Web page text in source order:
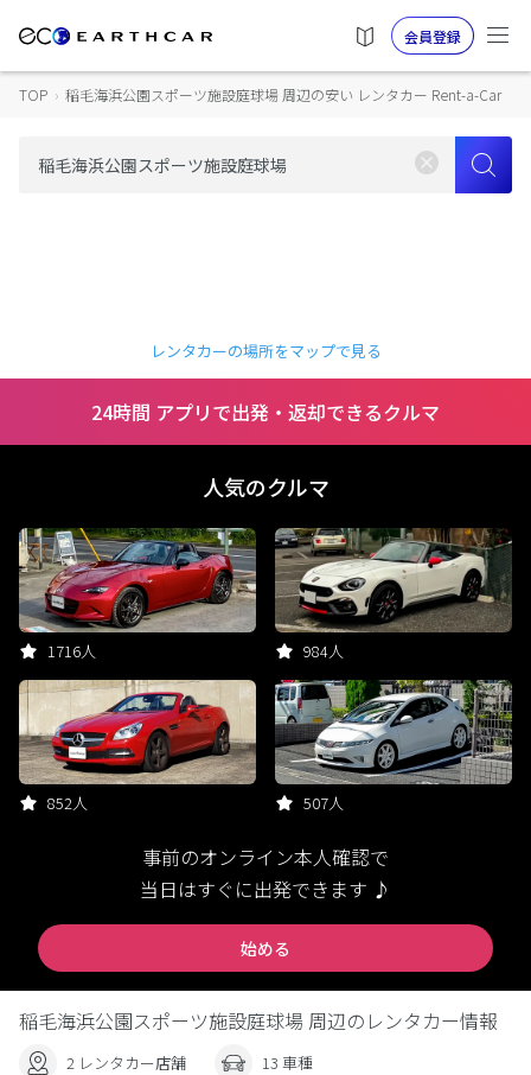
会員登録
TOP › 稲毛海浜公園スポーツ施設庭球場 周辺の安い レンタカー Rent-a-Car
レンタカーの場所をマップで見る
24時間 アプリで出発・返却できるクルマ
人気のクルマ
1716人 984人
852人 507人
事前のオンライン本人確認で
当日はすぐに出発できます ♪
始める
稲毛海浜公園スポーツ施設庭球場 周辺のレンタカー情報
2 レンタカー店舗 13 車種